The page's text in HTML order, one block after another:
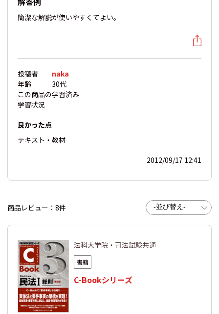
簡潔な解説が使いやすくてよい。
投稿者
naka
年齢
30代
この商品の
学習状況
学習済み
良かった点
テキスト・教材
2012/09/17 12:41
商品レビュー：8件
法科大学院・司法試験共通
書籍
C-Bookシリーズ